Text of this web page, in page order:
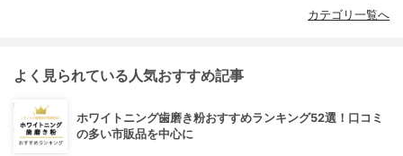
カテゴリ一覧へ
よく見られている人気おすすめ記事
ホワイトニング歯磨き粉おすすめランキング52選！口コミ
の多い市販品を中心に